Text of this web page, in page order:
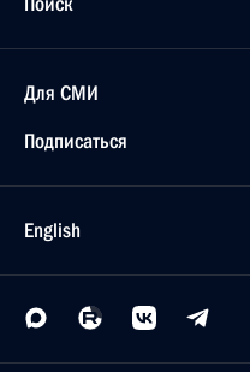
Для СМИ
Подписаться
English